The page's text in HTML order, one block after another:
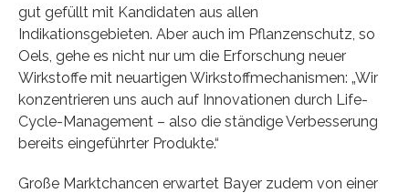
gut gefüllt mit Kandidaten aus allen
Indikationsgebieten. Aber auch im Pflanzenschutz, so
Oels, gehe es nicht nur um die Erforschung neuer
Wirkstoffe mit neuartigen Wirkstoffmechanismen: „Wir
konzentrieren uns auch auf Innovationen durch Life-
Cycle-Management – also die ständige Verbesserung
bereits eingeführter Produkte.“
Große Marktchancen erwartet Bayer zudem von einer